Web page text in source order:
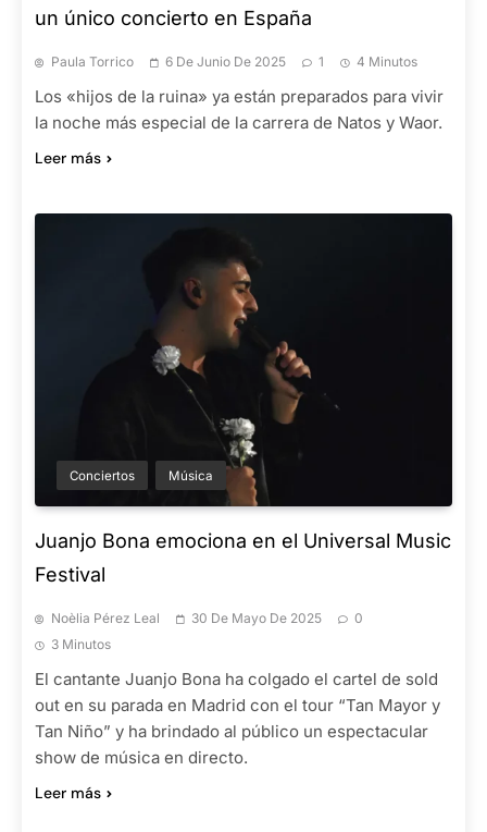
un único concierto en España
Paula Torrico 6 De Junio De 2025 1 4 Minutos
Los «hijos de la ruina» ya están preparados para vivir
la noche más especial de la carrera de Natos y Waor.
Leer más
Conciertos Música
Juanjo Bona emociona en el Universal Music
Festival
Noèlia Pérez Leal 30 De Mayo De 2025
0
3 Minutos
El cantante Juanjo Bona ha colgado el cartel de sold
out en su parada en Madrid con el tour “Tan Mayor y
Tan Niño” y ha brindado al público un espectacular
show de música en directo.
Leer más